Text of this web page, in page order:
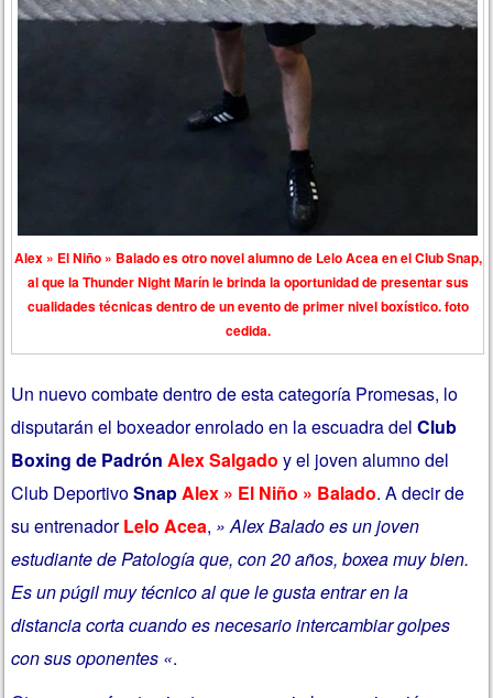
Alex » El Niño » Balado es otro novel alumno de Lelo Acea en el Club Snap,
al que la Thunder Night Marín le brinda la oportunidad de presentar sus
cualidades técnicas dentro de un evento de primer nivel boxístico. foto
cedida.
Un nuevo combate dentro de esta categoría Promesas, lo
disputarán el boxeador enrolado en la escuadra delClub
Boxing de PadrónAlex Salgado y el joven alumno del
Club DeportivoSnapAlex » El Niño » Balado. A decir de
su entrenadorLelo Acea, » Alex Balado es un joven
estudiante de Patología que, con 20 años, boxea muy bien.
Es un púgil muy técnico al que le gusta entrar en la
distancia corta cuando es necesario intercambiar golpes
con sus oponentes «.